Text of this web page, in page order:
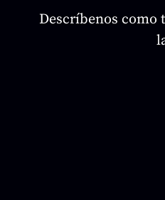
Descríbenos como